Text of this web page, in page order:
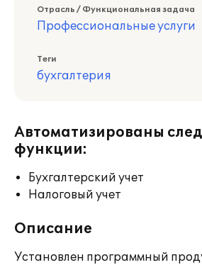
Отрасль / Функциональная задача
Профессиональные услуги
Теги
бухгалтерия
Автоматизированы
функции:
Бухгалтерский учет
Налоговый учет
Описание
Установлен программный